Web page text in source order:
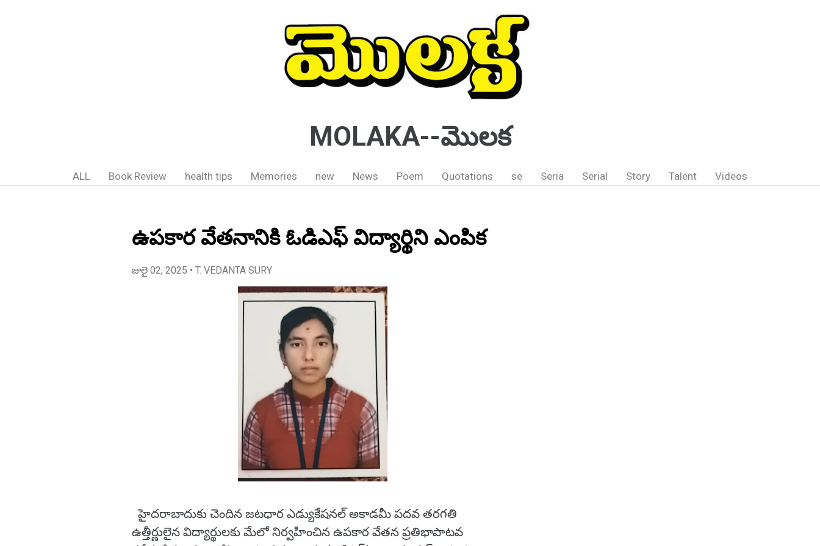
MOLAKA--మొలక
ALL Book Review health tips Memories new News Poem Quotations se Seria Serial Story Talent Videos
ఉపకార వేతనానికి ఓడిఎఫ్ విద్యార్థిని ఎంపిక
జులై 02, 2025 • T. VEDANTA SURY
హైదరాబాదుకు చెందిన జటధార ఎడ్యుకేషనల్ అకాడమీ పదవ తరగతి
ఉత్తీర్ణులైన విద్యార్థులకు మేలో నిర్వహించిన ఉపకార వేతన ప్రతిభాపాటవ